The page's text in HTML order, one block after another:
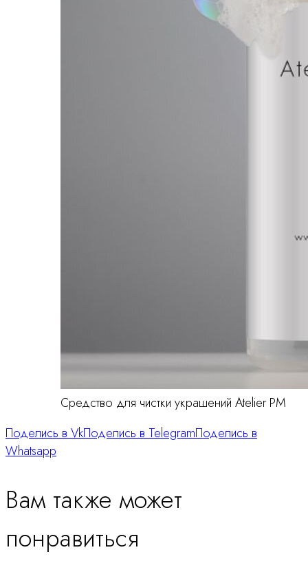
Средство для чистки украшений Atelier PM
Поделись в VkПоделись в TelegramПоделись в
Whatsapp
Вам также может
понравиться